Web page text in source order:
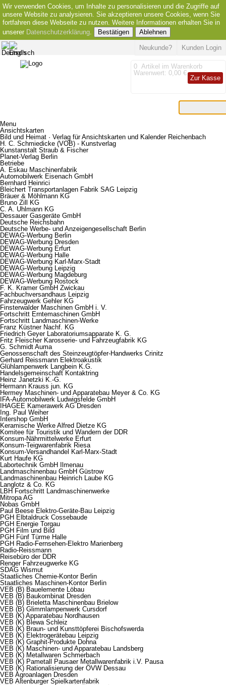
Wir verwenden Cookies, um Inhalte zu personalisieren und die Zugriffe auf
unsere Website zu analysieren. Sie akzeptieren unsere Cookies, wenn Sie
fortfahren diese Webseite zu nutzen. Weitere Informationen erhalten Sie in
unserer Datenschutzerklärung. Bestätigen Ablehnen
Kunden Login
Neukunde?
0 Artikel im Warenkorb
Warenwert: 0,00 €
Zur Kasse
Menu
Ansichtskarten
Bild und Heimat · Verlag für Ansichtskarten und Kalender Reichenbach
H. C. Schmiedicke (VOB) - Kunstverlag
Kunstanstalt Straub & Fischer
Planet-Verlag Berlin
Betriebe
A. Eskau Maschinenfabrik
Automobilwerk Eisenach GmbH
Bernhard Heinrici
Bleichert Transportanlagen Fabrik SAG Leipzig
Bräuer & Möhlmann KG
Bruno Zill KG
C. A. Uhlmann KG
Dessauer Gasgeräte GmbH
Deutsche Reichsbahn
Deutsche Werbe- und Anzeigengesellschaft Berlin
DEWAG-Werbung Berlin
DEWAG-Werbung Dresden
DEWAG-Werbung Erfurt
DEWAG-Werbung Halle
DEWAG-Werbung Karl-Marx-Stadt
DEWAG-Werbung Leipzig
DEWAG-Werbung Magdeburg
DEWAG-Werbung Rostock
F. K. Kramer GmbH Zwickau
Fachbuchversandhaus Leipzig
Fahrzeugwerk Gehler KG
Finsterwalder Maschinen GmbH i. V.
Fortschritt Erntemaschinen GmbH
Fortschritt Landmaschinen-Werke
Franz Küstner Nachf. KG
Friedrich Geyer Laboratoriumsapparate K. G.
Fritz Fleischer Karosserie- und Fahrzeugfabrik KG
G. Schmidt Auma
Genossenschaft des Steinzeugtöpfer-Handwerks Crinitz
Gerhard Reissmann Elektroakustik
Glühlampenwerk Langbein K.G.
Handelsgemeinschaft Kontaktring
Heinz Janetzki K.-G.
Hermann Krauss jun. KG
Hermey Maschinen- und Apparatebau Meyer & Co. KG
IFA-Automobilwerk Ludwigsfelde GmbH
IHAGEE Kamerawerk AG Dresden
Ing. Paul Weiher
Intershop GmbH
Keramische Werke Alfred Dietze KG
Komitee für Touristik und Wandern der DDR
Konsum-Nährmittelwerke Erfurt
Konsum-Teigwarenfabrik Riesa
Konsum-Versandhandel Karl-Marx-Stadt
Kurt Haufe KG
Labortechnik GmbH Ilmenau
Landmaschinenbau GmbH Güstrow
Landmaschinenbau Heinrich Laube KG
Langlotz & Co. KG
LBH Fortschritt Landmaschinenwerke
Mitropa AG
Nobas GmbH
Paul Beese Elektro-Geräte-Bau Leipzig
PGH Elbtaldruck Cossebaude
PGH Energie Torgau
PGH Film und Bild
PGH Fünf Türme Halle
PGH Radio-Fernsehen-Elektro Marienberg
Radio-Reissmann
Reisebüro der DDR
Renger Fahrzeugwerke KG
SDAG Wismut
Staatliches Chemie-Kontor Berlin
Staatliches Maschinen-Kontor Berlin
VEB (B) Bauelemente Löbau
VEB (B) Baukombinat Dresden
VEB (B) Brieletta Maschinenbau Brielow
VEB (B) Glimmlampenwerk Cursdorf
VEB (K) Apparatebau Nordhausen
VEB (K) Blewa Schleiz
VEB (K) Braun- und Kunsttöpferei Bischofswerda
VEB (K) Elektrogerätebau Leipzig
VEB (K) Graphit-Produkte Dohna
VEB (K) Maschinen- und Apparatebau Landsberg
VEB (K) Metallwaren Schmerbach
VEB (K) Pametall Pausaer Metallwarenfabrik i.V. Pausa
VEB (K) Rationalisierung der ÖVW Dessau
VEB Agroanlagen Dresden
VEB Altenburger Spielkartenfabrik